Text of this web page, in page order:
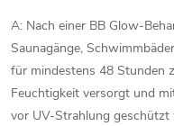
A: Nach einer BB Glow-
Saunagänge,
für mindestens 48 Stunden
Feuchtigkeit versorgt und
vor UV-Strahlung geschützt